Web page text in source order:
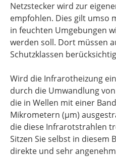
Netzstecker wird zur
empfohlen. Dies gilt umso
in feuchten Umgebungen
werden soll. Dort müssen
Schutzklassen
Wird die Infrarotheizung
durch die Umwandlung
die in Wellen mit einer
Mikrometern (μm)
die diese Infrarotstrahlen
Sitzen Sie selbst in diesem
direkte und sehr